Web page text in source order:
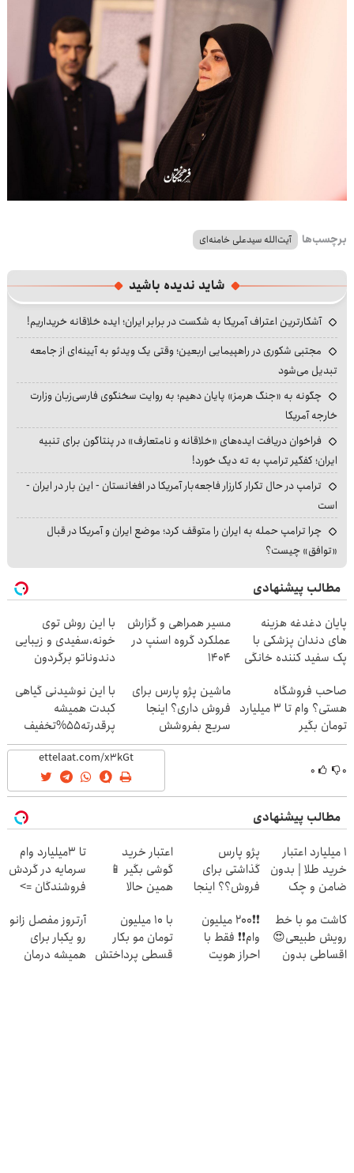
برچسب‌ها آیت‌الله سیدعلی خامنه‌ای
شاید ندیده باشید
آشکارترین اعتراف آمریکا به شکست در برابر ایران؛ ایده خلاقانه خریداریم!
مجتبی شکوری در راهپیمایی اربعین؛ وقتی یک ویدئو به آیینه‌ای از جامعه
تبدیل می‌شود
چگونه به «جنگ هرمز» پایان دهیم؛ به روایت سخنگوی فارسی‌زبان وزارت
خارجه آمریکا
فراخوان دریافت ایده‌های «خلاقانه و نامتعارف» در پنتاگون برای تنبیه
ایران؛ کفگیر ترامپ به ته دیگ خورد!
ترامپ در حال تکرار کارزار فاجعه‌بار آمریکا در افغانستان - این بار در ایران -
است
چرا ترامپ حمله به ایران را متوقف کرد؛ موضع ایران و آمریکا در قبال
«توافق» چیست؟
مطالب پیشنهادی
پایان دغدغه هزینه
های دندان پزشکی با
پک سفید کننده خانگی
مسیر همراهی و گزارش
عملکرد گروه اسنپ در
۱۴۰۴
با این روش توی
خونه،سفیدی و زیبایی
دندوناتو برگردون
صاحب فروشگاه
هستی؟ وام تا ۳ میلیارد
تومان بگیر
ماشین پژو پارس برای
فروش داری؟ اینجا
سریع بفروشش
با این نوشیدنی گیاهی
کبدت همیشه
پرقدرته55%تخفیف
۰ ۰
مطالب پیشنهادی
۱ میلیارد اعتبار
خرید طلا | بدون
ضامن و چک
پژو پارس
گذاشتی برای
فروش؟؟ اینجا
اعتبار خرید
گوشی بگیر 📱
همین حالا
بده 🎯
تا 3میلیارد وام
سرمایه در گردش
فروشندگان =>
ثبت کن
کاشت مو با خط
رویش طبیعی😍
اقساطی بدون
❗❗200 میلیون
وام❗❗ فقط با
احراز هویت
با 10 میلیون
تومان مو بکار
قسطی پرداختش
آرتروز مفصل زانو
رو یکبار برای
همیشه درمان